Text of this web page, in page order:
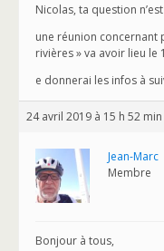
Nicolas, ta question
une réunion concernant
rivières » va avoir lieu le
e donnerai les infos à
24 avril 2019 à 15 h 52 min
Jean-Marc
Membre
Bonjour à tous,